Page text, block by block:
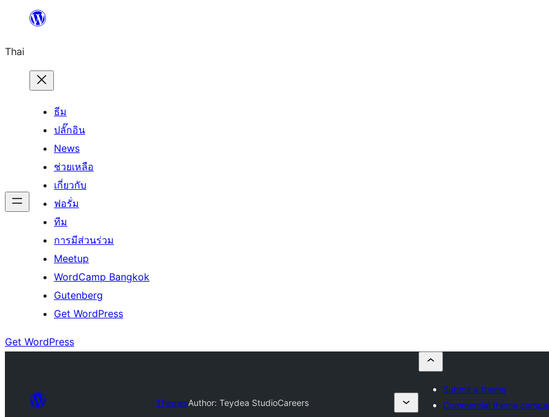
ยัง
เนื้อหา
Thai
ธีม
ปลั๊กอิน
News
ช่วยเหลือ
เกี่ยวกับ
ฟอรั่ม
ทีม
การมีส่วนร่วม
Meetup
WordCamp Bangkok
Gutenberg
Get WordPress
Get WordPress
ThemesAuthor: Teydea StudioCareers
Submit a theme
Commercial theme